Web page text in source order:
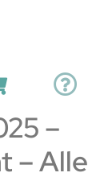
–
– Alle